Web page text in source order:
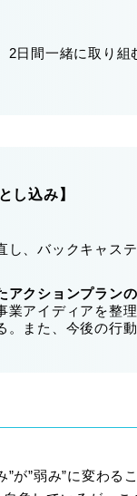
2日間一緒に取り
し込み】
、バックキャス
アクションプラン
業アイディアを整
また、今後の行動
”が”弱み”に変わ